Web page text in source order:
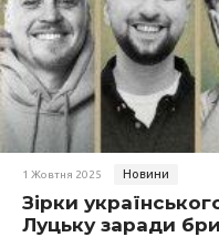
1 Жовтня 2025 Новини
Зірки
Луцьку заради